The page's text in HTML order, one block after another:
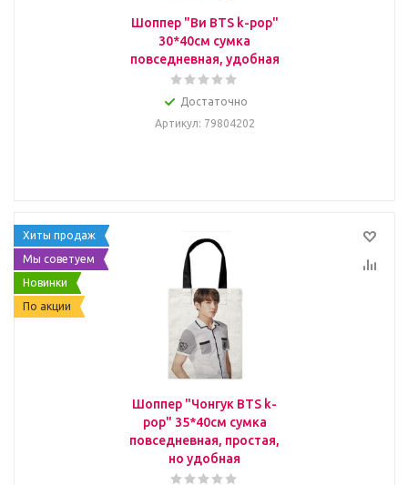
Шоппер "Ви BTS k-pop"
30*40см сумка
повседневная, удобная
Достаточно
Артикул: 79804202
Хиты продаж
Мы советуем
Новинки
По акции
Шоппер "Чонгук BTS k-
pop" 35*40см сумка
повседневная, простая,
но удобная